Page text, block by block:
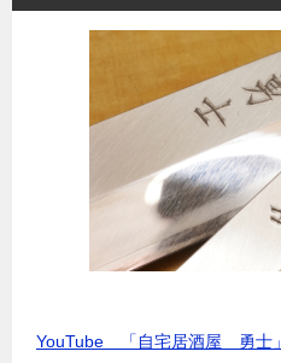
YouTube 「自宅居酒屋 勇士」